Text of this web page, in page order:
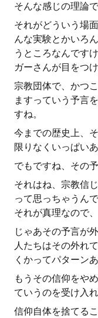
そんな感じの理論で
それがどういう場
んな実験とかいろ
うところなんです
ガーさんが目をつ
宗教団体で、かつ
ますっていう予言
すね。
今までの歴史上、
限りなくいっぱい
でもですね、その
それはね、宗教信
って思っちゃうん
それが真理なので、
じゃあその予言が
人たちはその外れ
くかってパターン
もうその信仰をや
ていうのを受け入れ
信仰自体を捨てる